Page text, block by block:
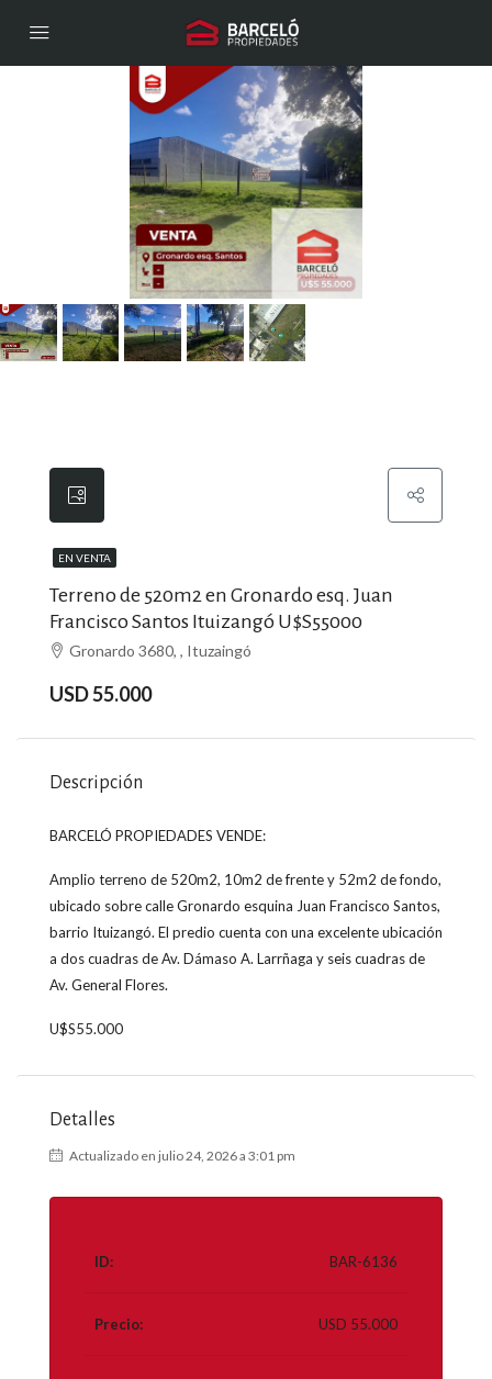
EN VENTA
Terreno de 520m2 en Gronardo esq. Juan
Francisco Santos Ituizangó U$S55000
Gronardo 3680, , Ituzaingó
USD 55.000
Descripción
BARCELÓ PROPIEDADES VENDE:
Amplio terreno de 520m2, 10m2 de frente y 52m2 de fondo,
ubicado sobre calle Gronardo esquina Juan Francisco Santos,
barrio Ituizangó. El predio cuenta con una excelente ubicación
a dos cuadras de Av. Dámaso A. Larrñaga y seis cuadras de
Av. General Flores.
U$S55.000
Detalles
Actualizado en julio 24, 2026 a 3:01 pm
ID: BAR-6136
Precio: USD 55.000